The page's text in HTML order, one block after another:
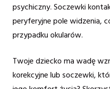
psychiczny. Soczewki
peryferyjne pole widzenia,
przypadku okularów.
Twoje dziecko ma wadę
korekcyjne lub soczewki,